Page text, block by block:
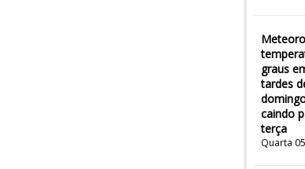
graus
tardes
caindo
terça
Quarta